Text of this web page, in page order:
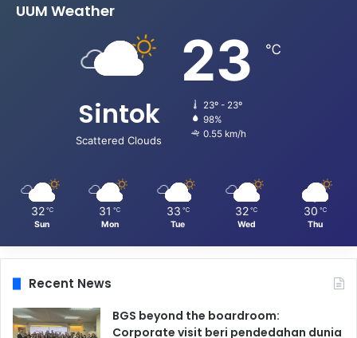
UUM Weather
Sintok
Scattered Clouds
23 ℃
23º - 23º
98%
0.55 km/h
32 ℃
Sun
31 ℃
Mon
33 ℃
Tue
32 ℃
Wed
30 ℃
Thu
Recent News
BGS beyond the boardroom:
Corporate visit beri pendedahan dunia